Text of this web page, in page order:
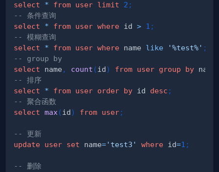
select
* from user limit 2 ;
-- 条件查询
select
* from user where id > 1 ;
-- 模糊查询
select
* from user where name like '%test%' ;
-- group by
select name , count ( id) from user group by name
-- 排序
select
* from user order by id desc ;
-- 聚合函数
select max ( id) from user;
-- 更新
update user set name='test3' where id=1 ;
-- 删除